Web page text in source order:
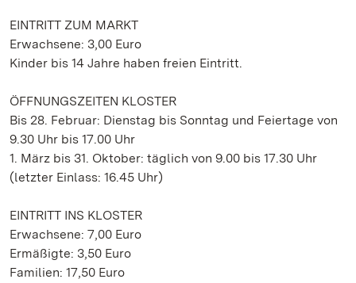
EINTRITT ZUM MARKT
Erwachsene: 3,00 Euro
Kinder bis 14 Jahre haben freien Eintritt.
ÖFFNUNGSZEITEN KLOSTER
Bis 28. Februar: Dienstag bis Sonntag und Feiertage von
9.30 Uhr bis 17.00 Uhr
1. März bis 31. Oktober: täglich von 9.00 bis 17.30 Uhr
(letzter Einlass: 16.45 Uhr)
EINTRITT INS KLOSTER
Erwachsene: 7,00 Euro
Ermäßigte: 3,50 Euro
Familien: 17,50 Euro